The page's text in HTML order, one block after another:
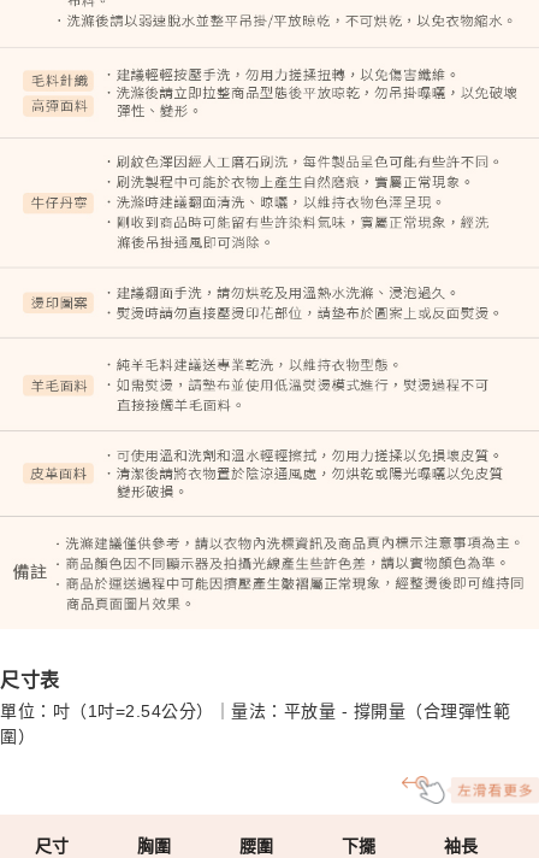
尺寸表
單位：吋（1吋=2.54公分）｜量法：平放量 - 撐開量（合理彈性範
圍）
尺寸 胸圍 腰圍 下擺 袖長